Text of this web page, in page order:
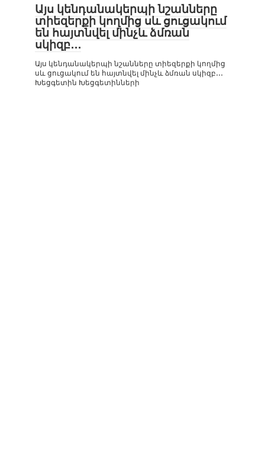
Այս կենդանակերպի նշանները
տիեզերքի կողմից սև ցուցակում
են հայտնվել մինչև ձմռան
սկիզբ․․․
Այս կենդանակերպի նշանները տիեզերքի կողմից
սև ցուցակում են հայտնվել մինչև ձմռան սկիզբ․․․
Խեցգետին Խեցգետինների